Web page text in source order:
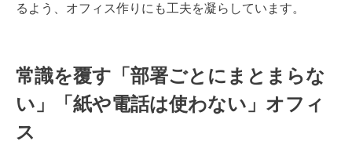
るよう、オフィス作りにも工夫を凝らしています。
常識を覆す「部署ごとにまとまらな
い」「紙や電話は使わない」オフィ
ス